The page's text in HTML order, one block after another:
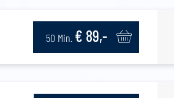
50 Min. € 89,-